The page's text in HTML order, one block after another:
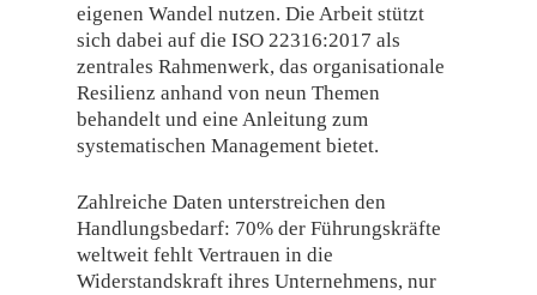
eigenen Wandel nutzen. Die Arbeit stützt
sich dabei auf die ISO 22316:2017 als
zentrales Rahmenwerk, das organisationale
Resilienz anhand von neun Themen
behandelt und eine Anleitung zum
systematischen Management bietet.
Zahlreiche Daten unterstreichen den
Handlungsbedarf: 70% der Führungskräfte
weltweit fehlt Vertrauen in die
Widerstandskraft ihres Unternehmens, nur